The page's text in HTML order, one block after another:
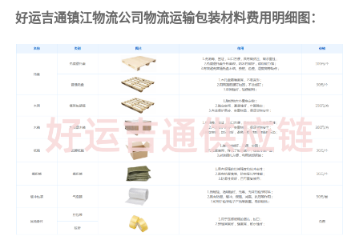
好运吉通镇江物流公司物流运输包装材料费用明细图：